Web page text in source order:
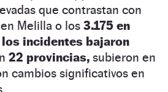
que contrastan con
Melilla o los 3.175 en
los incidentes bajaron
22 provincias, subieron en
cambios significativos en